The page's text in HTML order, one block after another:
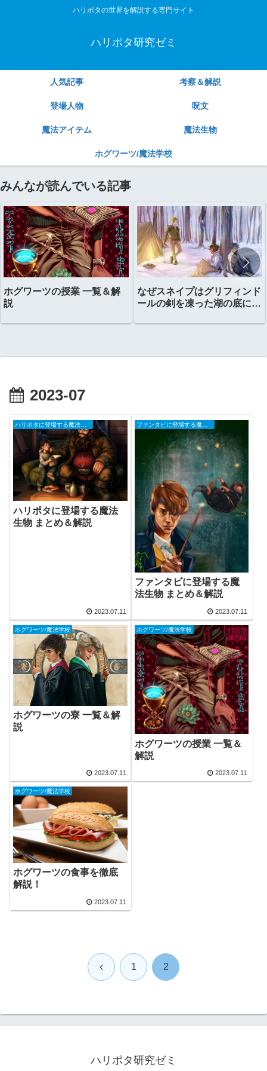
ハリポタの世界を解説する専門サイト
ハリポタ研究ゼミ
人気記事 考察＆解説
登場人物 呪文
魔法アイテム 魔法生物
ホグワーツ/魔法学校
みんなが読んでいる記事
ホグワーツの授業 一覧＆解
説
なぜスネイプはグリフィンド
ールの剣を凍った湖の底に置
2023-07
ハリポタに登場する魔法
生物 まとめ＆解説
2023.07.11
ファンタビに登場する魔
法生物 まとめ＆解説
2023.07.11
ホグワーツ/魔法学校
ホグワーツの寮 一覧＆解
説
2023.07.11
ホグワーツ/魔法学校
ホグワーツの授業 一覧＆
解説
2023.07.11
ホグワーツ/魔法学校
ホグワーツの食事を徹底
解説！
2023.07.11
前 1 2
ハリポタ研究ゼミ